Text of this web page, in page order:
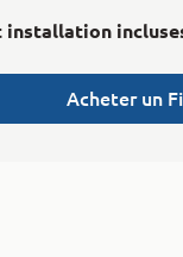
installation
Acheter un